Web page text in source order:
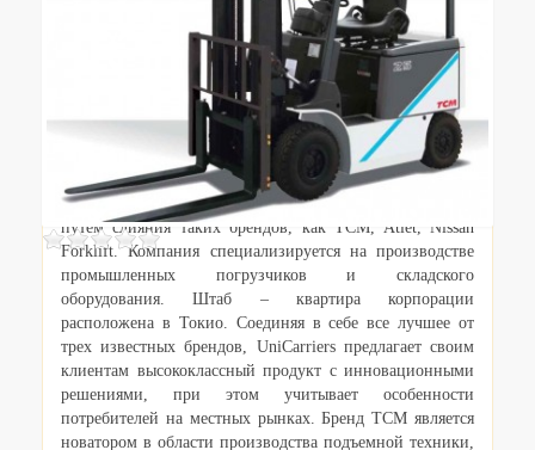
Корпорация UniCarriers была образована в 2011 году
путем слияния таких брендов, как TCM, Atlet, Nissan
Forklift. Компания специализируется на производстве
промышленных погрузчиков и складского
оборудования. Штаб – квартира корпорации
расположена в Токио. Соединяя в себе все лучшее от
трех известных брендов, UniCarriers предлагает своим
клиентам высококлассный продукт с инновационными
решениями, при этом учитывает особенности
потребителей на местных рынках. Бренд TCM является
новатором в области производства подъемной техники,